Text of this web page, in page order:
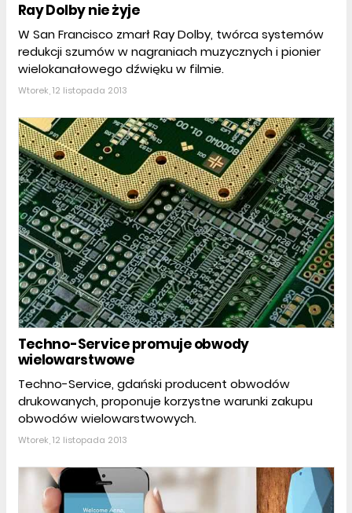
Ray Dolby nie żyje
W San Francisco zmarł Ray Dolby, twórca systemów
redukcji szumów w nagraniach muzycznych i pionier
wielokanałowego dźwięku w filmie.
Wtorek, 12 listopada 2013
Techno-Service promuje obwody
wielowarstwowe
Techno-Service, gdański producent obwodów
drukowanych, proponuje korzystne warunki zakupu
obwodów wielowarstwowych.
Wtorek, 12 listopada 2013